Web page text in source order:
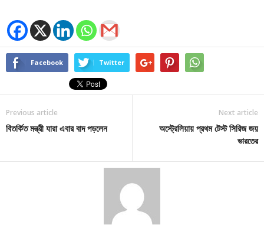
Facebook Twitter
Previous article
বিতর্কিত মন্ত্রী যারা এবার বাদ পড়লেন
Next article
অস্ট্রেলিয়ায় প্রথম টেস্ট সিরিজ জয়
ভারতের